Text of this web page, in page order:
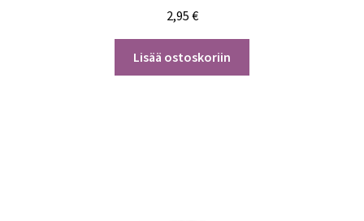
2,95 €
Lisää ostoskoriin